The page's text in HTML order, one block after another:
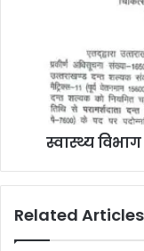
स्वास्थ्य
Related Articles